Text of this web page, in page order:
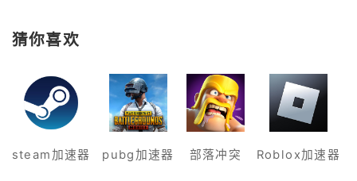
猜你喜欢
steam加速器 pubg加速器 部落冲突 Roblox加速器